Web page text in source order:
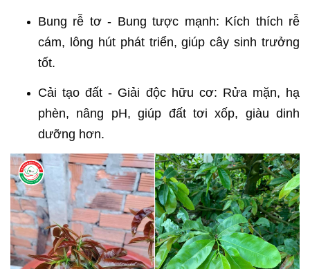
Bung rễ tơ - Bung tược mạnh: Kích thích rễ
cám, lông hút phát triển, giúp cây sinh trưởng
tốt.
Cải tạo đất - Giải độc hữu cơ: Rửa mặn, hạ
phèn, nâng pH, giúp đất tơi xốp, giàu dinh
dưỡng hơn.